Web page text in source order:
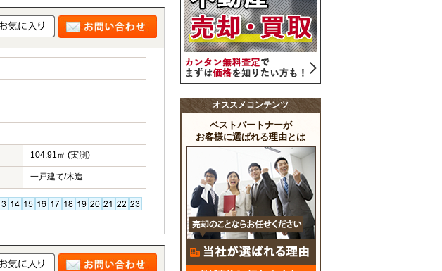
104.91㎡ (実測)
一戸建て/木造
オススメコンテンツ
ベストパートナーが
お客様に選ばれる理由とは